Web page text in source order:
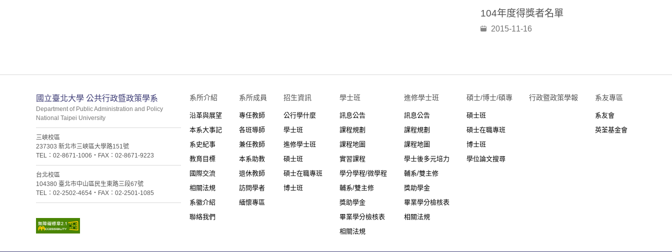
104年度得獎者名單
2015-11-16
:::
國立臺北大學 公共行政暨政策學系
Department of Public Administration and Policy
National Taipei University
三峽校區
237303 新北市三峽區大學路151號
TEL：02-8671-1006・FAX：02-8671-9223
台北校區
104380 臺北市中山區民生東路三段67號
TEL：02-2502-4654・FAX：02-2501-1085
系所介紹
沿革與展望
本系大事記
系史紀事
教育目標
國際交流
相關法規
系徽介紹
聯絡我們
系所成員
專任教師
各班導師
兼任教師
本系助教
退休教師
訪問學者
緬懷專區
招生資訊
公行學什麼
學士班
進修學士班
碩士班
碩士在職專班
博士班
學士班⠀⠀
訊息公告
課程規劃
課程地圖
實習課程
學分學程/微學程
輔系/雙主修
獎助學金
畢業學分檢核表
相關法規
進修學士班
訊息公告
課程規劃
課程地圖
學士後多元培力
輔系/雙主修
獎助學金
畢業學分檢核表
相關法規
碩士/博士/碩專
碩士班
碩士在職專班
博士班
學位論文搜尋
行政暨政策學報 系友專區
系友會
英荃基金會